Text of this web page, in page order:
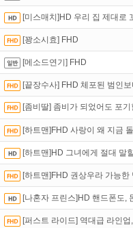
요즘 뭐가 재밌지?고민되면 눌러봐!
정액제할인쿠폰 사용방법안내
[미스매치]HD 우리 집 제대로
[꽝소시효] FHD
[메소드연기] FHD
[끝장수사] FHD 체포된 범인
[좀비딸] 좀비가 되었어도 포
[하트맨]FHD 사랑이 왜 지금
[하트맨]HD 그녀에게 절대 말
[하트맨]FHD 권상우라 가능한
[나혼자 프린스]HD 핸드폰도,
[퍼스트 라이드] 역대급 라인